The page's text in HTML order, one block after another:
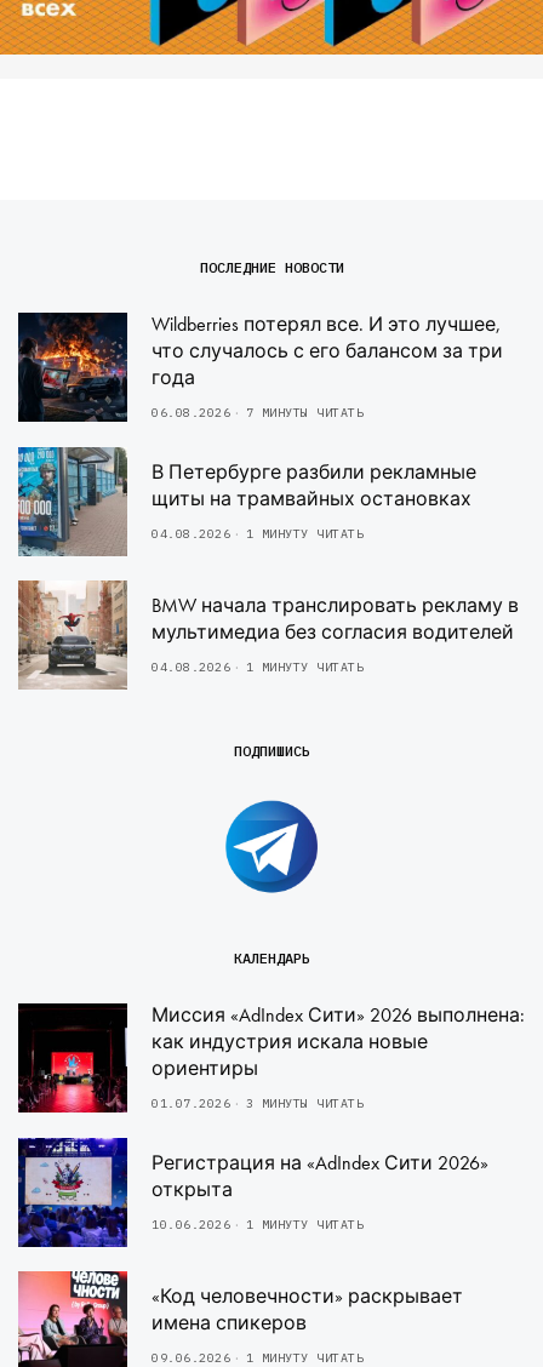
ПОСЛЕДНИЕ НОВОСТИ
Wildberries потерял все. И это лучшее,
что случалось с его балансом за три
года
06.08.2026 7 МИНУТЫ ЧИТАТЬ
В Петербурге разбили рекламные
щиты на трамвайных остановках
04.08.2026 1 МИНУТУ ЧИТАТЬ
BMW начала транслировать рекламу в
мультимедиа без согласия водителей
04.08.2026 1 МИНУТУ ЧИТАТЬ
ПОДПИШИСЬ
КАЛЕНДАРЬ
Миссия «AdIndex Сити» 2026 выполнена:
как индустрия искала новые
ориентиры
01.07.2026 3 МИНУТЫ ЧИТАТЬ
Регистрация на «AdIndex Сити 2026»
открыта
10.06.2026 1 МИНУТУ ЧИТАТЬ
«Код человечности» раскрывает
имена спикеров
09.06.2026 1 МИНУТУ ЧИТАТЬ